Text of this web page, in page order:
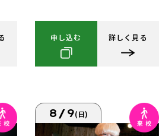
申し込む 詳しく見る
8/9(日)